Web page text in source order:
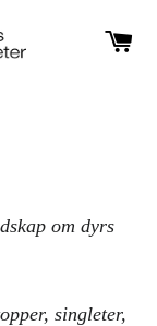
om dyrs
singleter,